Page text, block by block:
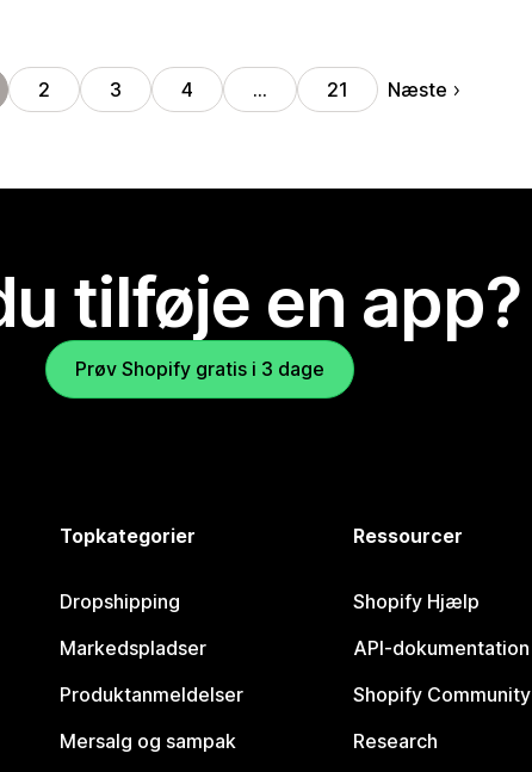
2 3 4 … 21 Næste
tilføje en app?
Prøv Shopify gratis i 3 dage
Topkategorier
Dropshipping
Markedspladser
Produktanmeldelser
Mersalg og sampak
Ressourcer
Shopify Hjælp
API-dokumentation
Shopify Community
Research